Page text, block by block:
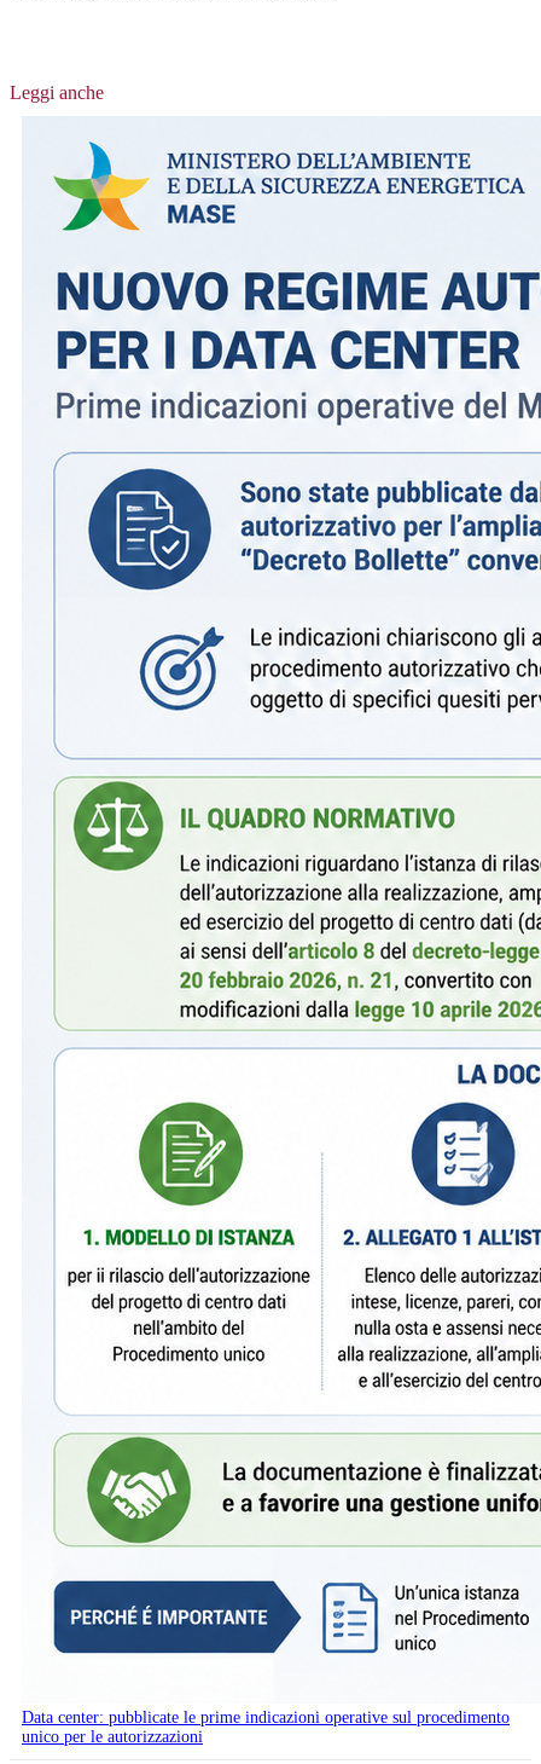
Leggi anche
Data center: pubblicate le prime indicazioni operative sul procedimento
unico per le autorizzazioni